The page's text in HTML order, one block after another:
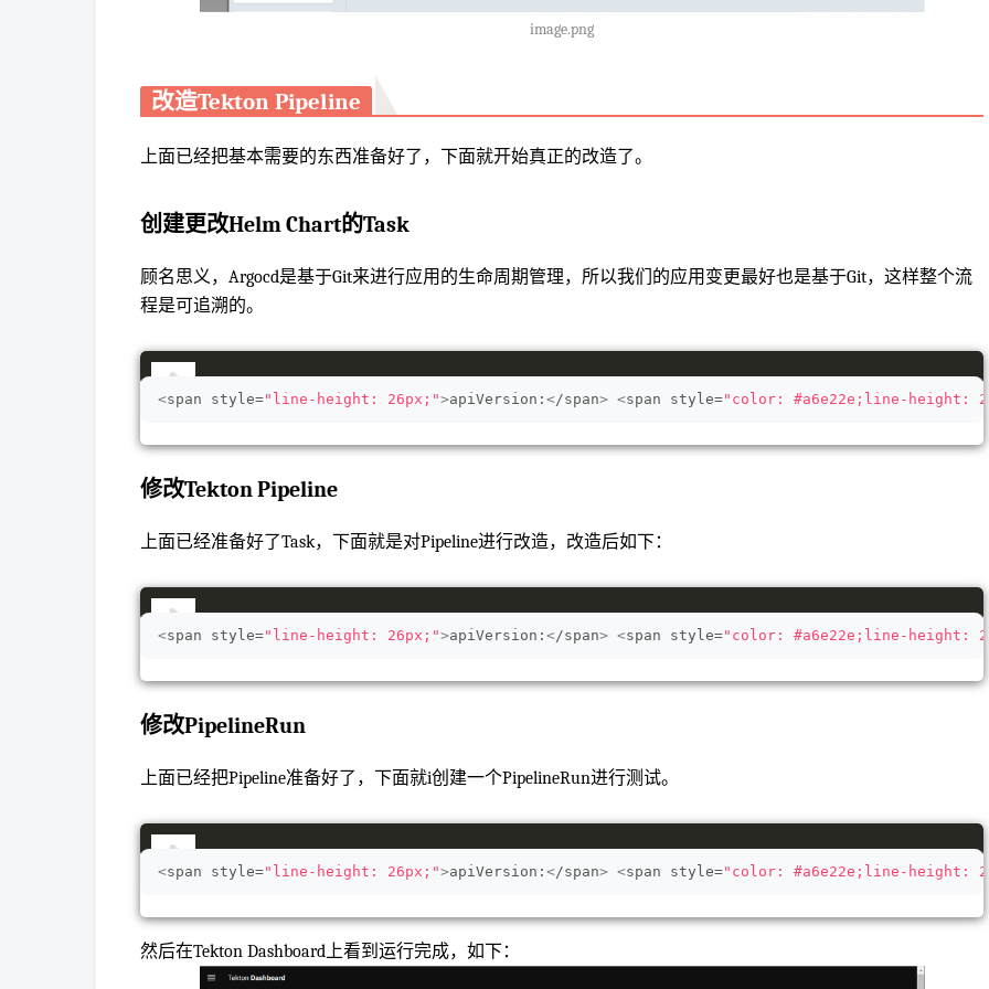
image.png
改造Tekton Pipeline
上面已经把基本需要的东西准备好了，下面就开始真正的改造了。
创建更改Helm Chart的Task
顾名思义，Argocd是基于Git来进行应用的生命周期管理，所以我们的应用变更最好也是基于Git，这样整个流
程是可追溯的。
<span style="line-height: 26px;">apiVersion: </span> <span style="color: #a6e22e;line-height:
修改Tekton Pipeline
上面已经准备好了Task，下面就是对Pipeline进行改造，改造后如下：
<span style="line-height: 26px;">apiVersion: </span> <span style="color: #a6e22e;line-height:
修改PipelineRun
上面已经把Pipeline准备好了，下面就i创建一个PipelineRun进行测试。
<span style="line-height: 26px;">apiVersion: </span> <span style="color: #a6e22e;line-height:
然后在Tekton Dashboard上看到运行完成，如下：